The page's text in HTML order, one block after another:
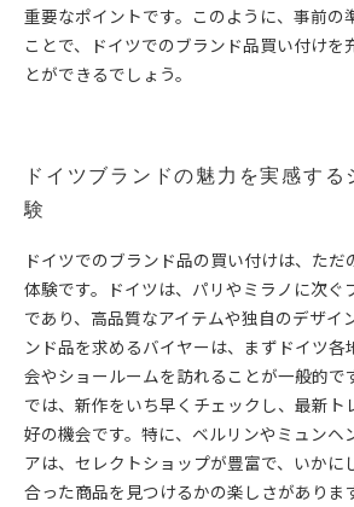
重要なポイントです。このように、事前の
ことで、ドイツでのブランド品買い付けを
とができるでしょう。
ドイツブランドの魅力を実感する
験
ドイツでのブランド品の買い付けは、ただ
体験です。ドイツは、パリやミラノに次ぐ
であり、高品質なアイテムや独自のデザイ
ンド品を求めるバイヤーは、まずドイツ各
会やショールームを訪れることが一般的で
では、新作をいち早くチェックし、最新ト
好の機会です。特に、ベルリンやミュンヘ
アは、セレクトショップが豊富で、いかに
合った商品を見つけるかの楽しさがありま